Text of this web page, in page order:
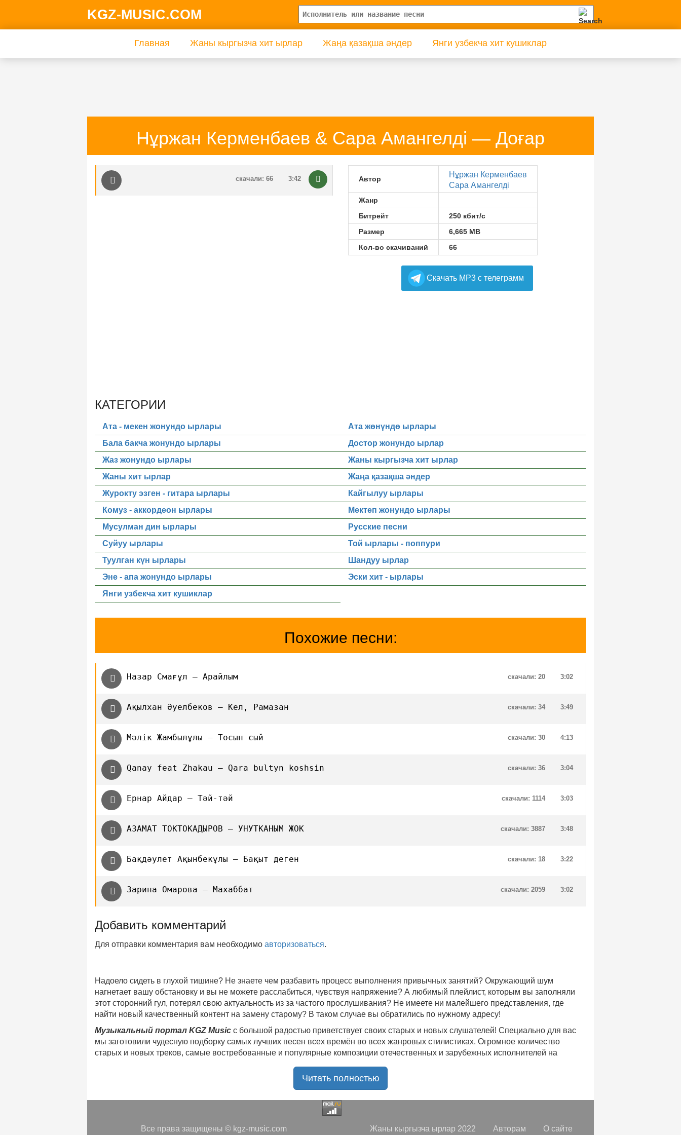
KGZ-MUSIC.COM
Главная Жаны кыргызча хит ырлар Жаңа қазақша әндер Янги узбекча хит кушиклар
Нұржан Керменбаев & Сара Амангелді — Доғар
3:42
скачали: 66 Автор
Нұржан Керменбаев
Сара Амангелді
Жанр
Битрейт
250 кбит/с
Размер
6,665 MB
Кол-во скачиваний
66
Cкачать MP3 с телеграмм
КАТЕГОРИИ
Ата - мекен жонундо ырлары
Ата жөнүндө ырлары
Бала бакча жонундо ырлары
Достор жонундо ырлар
Жаз жонундо ырлары
Жаны кыргызча хит ырлар
Жаны хит ырлар
Жаңа қазақша әндер
Журокту эзген - гитара ырлары
Кайгылуу ырлары
Комуз - аккордеон ырлары
Мектеп жонундо ырлары
Мусулман дин ырлары
Русские песни
Суйуу ырлары
Той ырлары - поппури
Туулган күн ырлары
Шандуу ырлар
Эне - апа жонундо ырлары
Эски хит - ырлары
Янги узбекча хит кушиклар
Похожие песни:
Назар Смағұл — Арайлым 3:02
скачали: 20
Ақылхан Әуелбеков – Кел, Рамазан 3:49
скачали: 34
Мәлік Жамбылұлы — Тосын сый 4:13
скачали: 30
Qanay feat Zhakau — Qara bultyn koshsin 3:04
скачали: 36
Ернар Айдар — Тәй-тәй 3:03
скачали: 1114
АЗАМАТ ТОКТОКАДЫРОВ — УНУТКАНЫМ ЖОК 3:48
скачали: 3887
Бақдәулет Ақынбекұлы — Бақыт деген 3:22
скачали: 18
Зарина Омарова — Махаббат 3:02
скачали: 2059
Добавить комментарий
Для отправки комментария вам необходимо авторизоваться.
Надоело сидеть в глухой тишине? Не знаете чем разбавить процесс выполнения привычных занятий? Окружающий шум
нагнетает вашу обстановку и вы не можете расслабиться, чувствуя напряжение? А любимый плейлист, которым вы заполняли
этот сторонний гул, потерял свою актуальность из за частого прослушивания? Не имеете ни малейшего представления, где
найти новый качественный контент на замену старому? В таком случае вы обратились по нужному адресу!
Музыкальный портал KGZ Music с большой радостью приветствует своих старых и новых слушателей! Специально для вас
мы заготовили чудесную подборку самых лучших песен всех времён во всех жанровых стилистиках. Огромное количество
старых и новых треков, самые востребованные и популярные композиции отечественных и зарубежных исполнителей на
Мы предоставляем вашему вниманию богатую коллекцию качественной музыки в бесплатном доступе, с возможностью
Самые свежие альбомы
и новые релизы этого года, хиты уходящих и нынешних годов,
Регулярные обновления, постоянные новинки, большой музыкальный ассортимент на любой вкус, и все это только на
платформе KGZ Music. Наша команда с большой ответственностью подходит к созданию подборок, отбирая
самые лучшие
Читать полностью
Все права защищены © kgz-music.com Жаны кыргызча ырлар 2022 Авторам О сайте